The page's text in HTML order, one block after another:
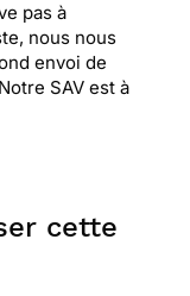
pas à
nous nous
envoi de
SAV est à
cette